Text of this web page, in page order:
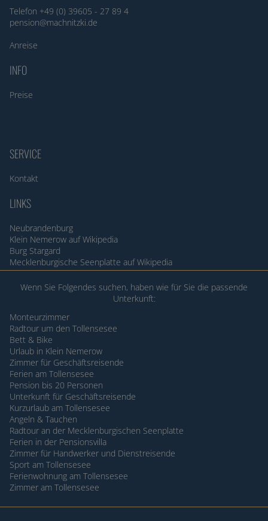
Telefon +49 (0) 39605 - 27 89 4
pension@machnitzki.de
Anreise
INFO
Preise
SERVICE
Kontakt
LINKS
Neubrandenburg
Klein Nemerow auf Wikipedia
Burg Stargard
Mecklenburgische Seenplatte auf Wikipedia
Wenn Sie Folgendes suchen, haben wie für Sie die passende
Unterkunft:
Monteurzimmer
Radtour um den Tollensesee
Bett & Bike
Urlaub in Klein Nemerow
Zimmer für Geschäftsreisende
Ferien am Tollensesee
Pension bis 20 Personen
Unterkunft für Geschäftsreisende
Kurzurlaub am Tollensesee
Angeln & Tauchen
Radtour an der Mecklenburgischen Seenplatte
Ferien in der Pensionsvilla
Zimmer für Handwerker und Dienstreisende
Sport am Tollensesee
Ferienwohnung am Tollensesee
Zimmer am Tollensesee